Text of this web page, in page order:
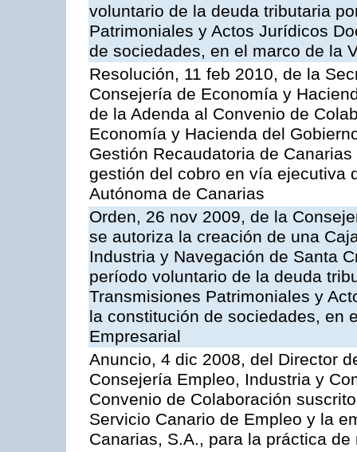
voluntario de la deuda tributaria
Patrimoniales y Actos Jurídicos
de sociedades, en el marco de la
Resolución, 11 feb 2010, de la
Consejería de Economía y
de la Adenda al Convenio de
Economía y Hacienda del
Gestión Recaudatoria de
gestión del cobro en vía ejecutiva
Autónoma de Canarias
Orden, 26 nov 2009, de la
se autoriza la creación de una
Industria y Navegación de Santa
período voluntario de la deuda
Transmisiones Patrimoniales y
la constitución de sociedades, en
Empresarial
Anuncio, 4 dic 2008, del Director
Consejería Empleo, Industria y
Convenio de Colaboración
Servicio Canario de Empleo y la
Canarias, S.A., para la práctica